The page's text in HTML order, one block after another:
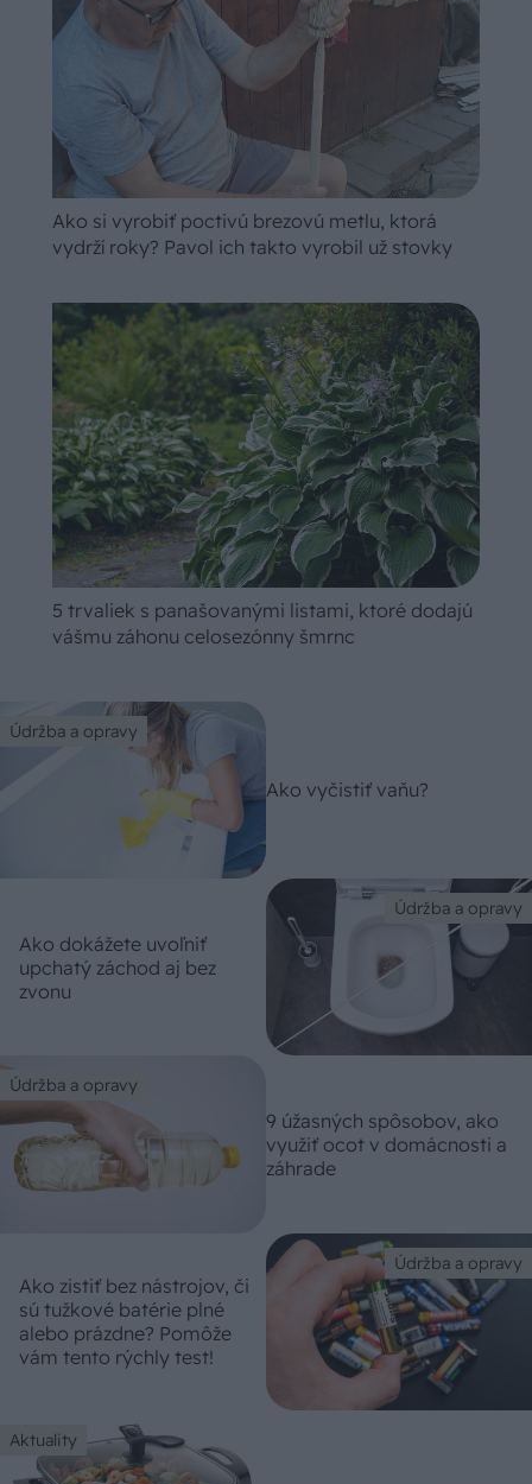
Ako si vyrobiť poctivú brezovú metlu, ktorá
vydrží roky? Pavol ich takto vyrobil už stovky
5 trvaliek s panašovanými listami, ktoré dodajú
vášmu záhonu celosezónny šmrnc
Údržba a opravy
Ako vyčistiť vaňu?
Údržba a opravy
Ako dokážete uvoľniť
upchatý záchod aj bez
zvonu
Údržba a opravy
9 úžasných spôsobov, ako
využiť ocot v domácnosti a
záhrade
Údržba a opravy
Ako zistiť bez nástrojov, či
sú tužkové batérie plné
alebo prázdne? Pomôže
vám tento rýchly test!
Aktuality